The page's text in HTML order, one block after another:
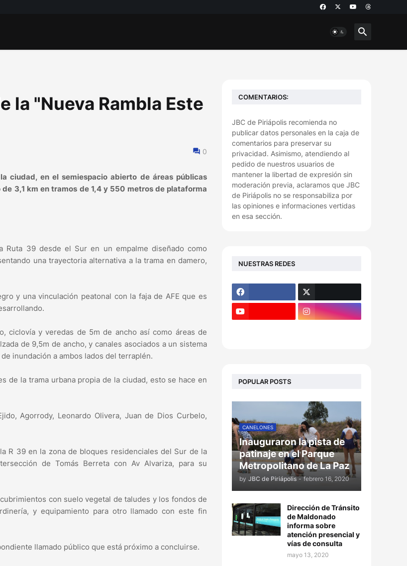
la "Nueva Rambla Este
0
ciudad, en el semiespacio abierto de áreas públicas
3,1 km en tramos de 1,4 y 550 metros de plataforma
Ruta 39 desde el Sur en un empalme diseñado como
una trayectoria alternativa a la trama en damero,
y una vinculación peatonal con la faja de AFE que es
ciclovía y veredas de 5m de ancho así como áreas de
de 9,5m de ancho, y canales asociados a un sistema
inundación a ambos lados del terraplén.
de la trama urbana propia de la ciudad, esto se hace en
Agorrody, Leonardo Olivera, Juan de Dios Curbelo,
R 39 en la zona de bloques residenciales del Sur de la
de Tomás Berreta con Av Alvariza, para su
con suelo vegetal de taludes y los fondos de
y equipamiento para otro llamado con este fin
llamado público que está próximo a concluirse.
COMENTARIOS:
JBC de Piriápolis recomienda no
publicar datos personales en la caja de
comentarios para preservar su
privacidad. Asimismo, atendiendo al
pedido de nuestros usuarios de
mantener la libertad de expresión sin
moderación previa, aclaramos que JBC
de Piriápolis no se responsabiliza por
las opiniones e informaciones vertidas
en esa sección.
NUESTRAS REDES
POPULAR POSTS
CANELONES
Inauguraron la pista de
patinaje en el Parque
Metropolitano de La Paz
by JBC de Piriápolis - febrero 16, 2020
Dirección de Tránsito
de Maldonado
informa sobre
atención presencial y
vías de consulta
mayo 13, 2020